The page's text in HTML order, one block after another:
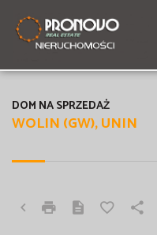
WOLIN (GW), UNIN
DOM NA SPRZEDAŻ